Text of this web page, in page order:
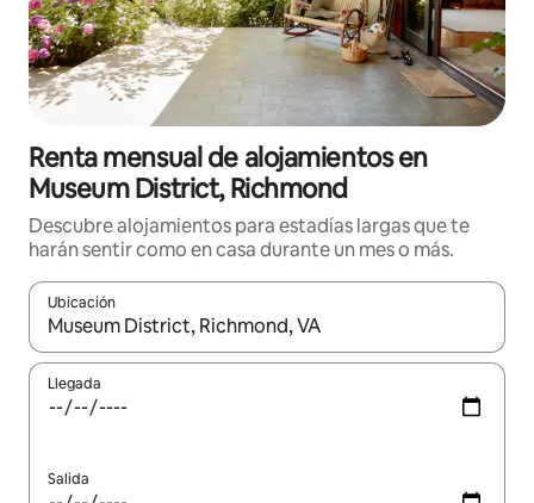
Renta mensual de alojamientos en
Museum District, Richmond
Descubre alojamientos para estadías largas que te
harán sentir como en casa durante un mes o más.
Ubicación
Cuando los resultados estén disponibles, navega con las
Llegada
Salida